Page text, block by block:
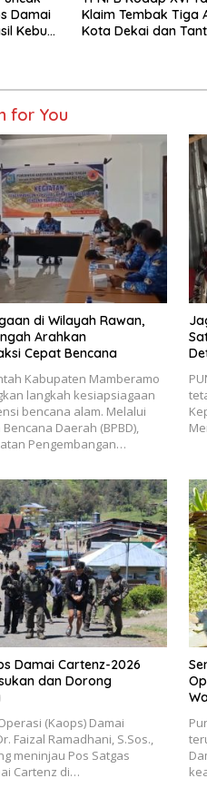
Damai
Kebun
Klaim Tembak Tiga
Kota Dekai dan
for You
di Wilayah Rawan,
Arahkan
Cepat Bencana
Kabupaten Mamberamo
langkah kesiapsiagaan
bencana alam. Melalui
Daerah (BPBD),
Pengembangan…
Damai Cartenz-2026
dan Dorong
(Kaops) Damai
Faizal Ramadhani, S.Sos.,
meninjau Pos Satgas
Cartenz di…